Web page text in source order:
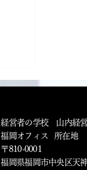
経営者の学校 山内経
福岡オフィス 所在
〒810-0001
福岡県福岡市中央区天